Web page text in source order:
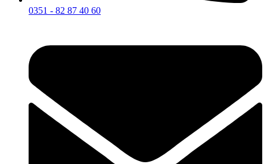
0351 - 82 87 40 60